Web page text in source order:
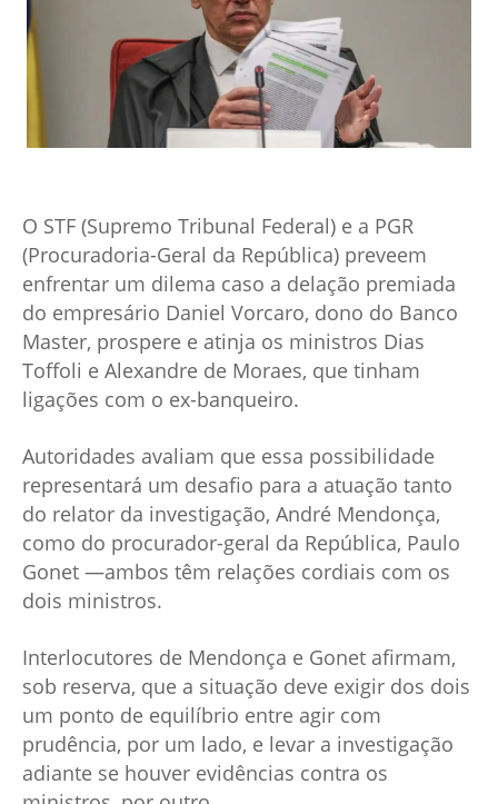
O STF (Supremo Tribunal Federal) e a PGR
(Procuradoria-Geral da República) preveem
enfrentar um dilema caso a delação premiada
do empresário Daniel Vorcaro, dono do Banco
Master, prospere e atinja os ministros Dias
Toffoli e Alexandre de Moraes, que tinham
ligações com o ex-banqueiro.
Autoridades avaliam que essa possibilidade
representará um desafio para a atuação tanto
do relator da investigação, André Mendonça,
como do procurador-geral da República, Paulo
Gonet —ambos têm relações cordiais com os
dois ministros.
Interlocutores de Mendonça e Gonet afirmam,
sob reserva, que a situação deve exigir dos dois
um ponto de equilíbrio entre agir com
prudência, por um lado, e levar a investigação
adiante se houver evidências contra os